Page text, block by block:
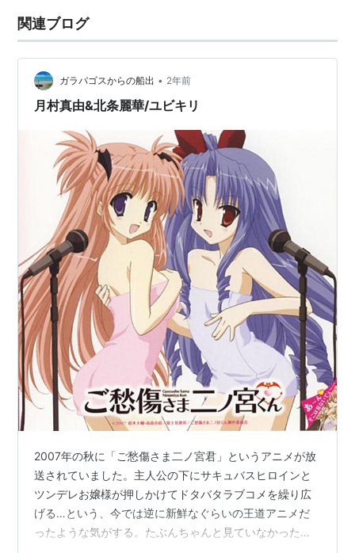
陸上防衛隊まおちゃん（熊エイリアン）
ぽぽたん (メアー)
エイケン (諸岡京子)
今日の５の２（小泉チカ）
こどものじかん（宇佐美々）
月詠 -MOON PHASE-（御堂光）
ぱにぽにだっしゅ！（ベホイミ）
びんちょうタン（ちくタン）
一騎当千Dragon Destiny（孔明）
Fate/stay night / Fate/zero（イリヤスフィール・フ
ォン・アインツベルン）
双恋 / フタコイ（白鐘双樹）
魔法先生ネギま！ / ネギま!? (葉加瀬聡美)
らいむいろ流奇譚X〜恋、教ヘテクダサイ。〜（島つ
むぎ）
ご愁傷さま二ノ宮くん（月村真由）
ストライクウィッチーズ / ストライクウィッチーズ2
（サーニャ・V・リトヴャク）
アマガミSS（田中恵子）
祝福のカンパネラ（ミネット）
IS〈インフィニット・ストラトス〉（のほほんさん）
星空へ架かる橋（藤堂かさね）
関連ブログ
ガラパゴスからの船出 • 2年前
月村真由&北条麗華/ユビキリ
2007年の秋に「ご愁傷さま二ノ宮君」というアニメが放
送されていました。主人公の下にサキュバスヒロインと
ツンデレお嬢様が押しかけてドタバタラブコメを繰り広
げる…という、今では逆に新鮮なぐらいの王道アニメだ
ったような気がする。たぶんちゃんと見ていなかったの